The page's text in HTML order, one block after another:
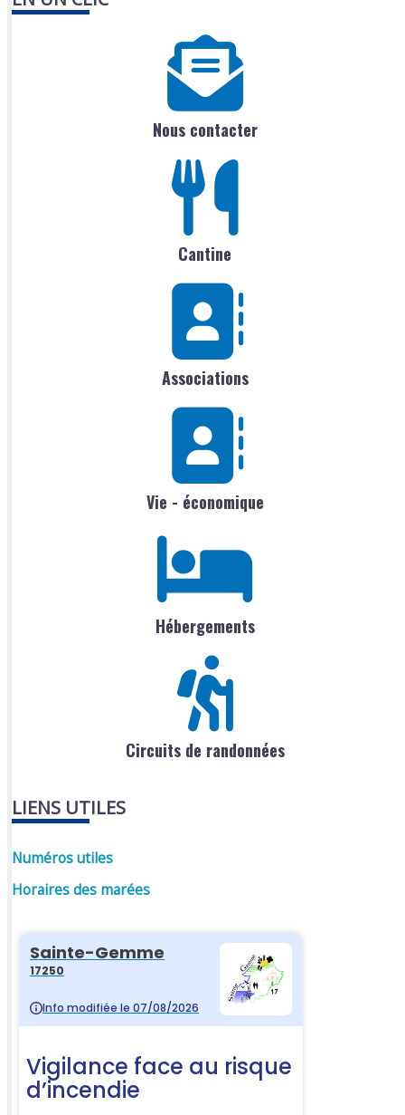
Nous contacter
Cantine
Associations
Vie - économique
Hébergements
Circuits de randonnées
LIENS UTILES
Numéros utiles
Horaires des marées